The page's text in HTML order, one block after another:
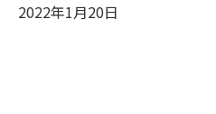
2022年1月20日